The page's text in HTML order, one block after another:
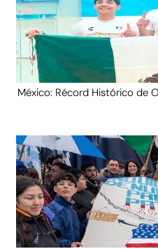
México: Récord Histórico de